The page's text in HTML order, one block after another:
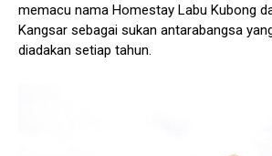
memacu nama Homestay Labu Kubong
Kangsar sebagai sukan antarabangsa
diadakan setiap tahun.